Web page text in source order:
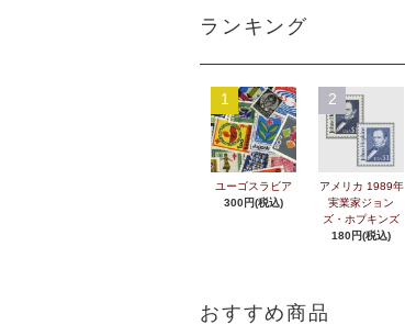
ランキング
1
ユーゴスラビア
300円(税込)
2
アメリカ 1989年
実業家ジョン
ズ・ホプキンズ
180円(税込)
おすすめ商品